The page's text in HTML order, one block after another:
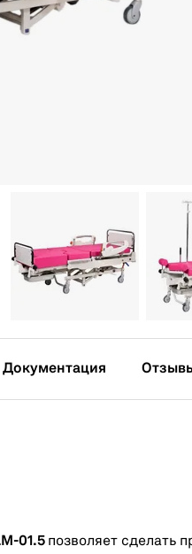
Документация
01.5 позволяет сделать